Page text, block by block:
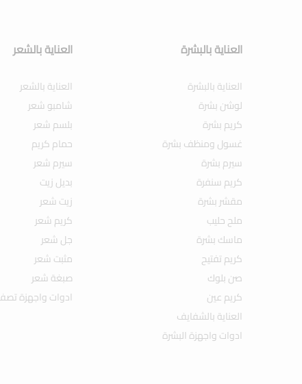
العناية بالبشرة
العناية بالبشرة
لوشن بشرة
كريم بشرة
غسول ومنظف بشرة
سيرم بشرة
كريم سنفرة
مقشر بشرة
ملح حليب
ماسك بشرة
كريم تفتيح
صن بلوك
كريم عين
العناية بالشفايف
ادوات واجهزة البشرة
العناية بالشعر
العناية بالشعر
شامبو شعر
بلسم شعر
حمام كريم
سيرم شعر
بديل زيت
زيت شعر
كريم شعر
جل شعر
مثبت شعر
صبغة شعر
ادوات واجهزة